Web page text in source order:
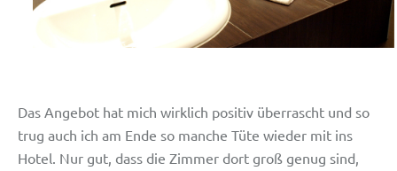
Das Angebot hat mich wirklich positiv überrascht und so
trug auch ich am Ende so manche Tüte wieder mit ins
Hotel. Nur gut, dass die Zimmer dort groß genug sind,